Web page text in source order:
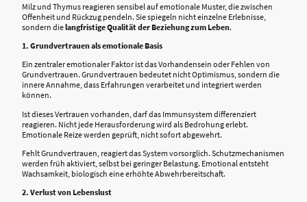
Milz und Thymus reagieren sensibel auf emotionale Muster, die zwischen
Offenheit und Rückzug pendeln. Sie spiegeln nicht einzelne Erlebnisse,
sondern dielangfristige Qualität der Beziehung zum Leben.
1. Grundvertrauen als emotionale Basis
Ein zentraler emotionaler Faktor ist das Vorhandensein oder Fehlen von
Grundvertrauen. Grundvertrauen bedeutet nicht Optimismus, sondern die
innere Annahme, dass Erfahrungen verarbeitet und integriert werden
können.
Ist dieses Vertrauen vorhanden, darf das Immunsystem differenziert
reagieren. Nicht jede Herausforderung wird als Bedrohung erlebt.
Emotionale Reize werden geprüft, nicht sofort abgewehrt.
Fehlt Grundvertrauen, reagiert das System vorsorglich. Schutzmechanismen
werden früh aktiviert, selbst bei geringer Belastung. Emotional entsteht
Wachsamkeit, biologisch eine erhöhte Abwehrbereitschaft.
2. Verlust von Lebenslust